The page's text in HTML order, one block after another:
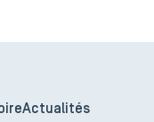
Actualités